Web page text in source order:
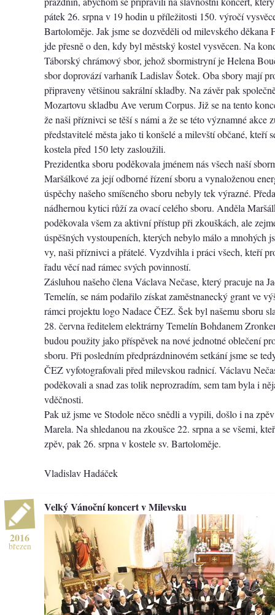
pátek 26. srpna v 19 hodin u příležitosti 150. výročí
Bartoloměje. Jak jsme se dozvěděli od milevského děkana
jde přesně o den, kdy byl městský kostel vysvěcen. Na
Táborský chrámový sbor, jehož sbormistryní je Helena
sbor doprovází varhaník Ladislav Šotek. Oba sbory mají
připraveny většinou sakrální skladby. Na závěr pak
Mozartovu skladbu Ave verum Corpus. Již se na tento
že naši příznivci se těší s námi a že se této významné akce
představitelé města jako ti konšelé a milevští občané, kteří
kostela před 150 lety zasloužili.
Prezidentka sboru poděkovala jménem nás všech naší
Maršálkové za její odborné řízení sboru a vynaloženou
úspěchy našeho smíšeného sboru nebyly tek výrazné.
nádhernou kytici růží za ovací celého sboru. Anděla
poděkovala všem za aktivní přístup při zkouškách, ale
úspěšných vystoupeních, kterých nebylo málo a mnohých
vy, naši příznivci a přátelé. Vyzdvihla i práci všech, kteří
řadu věcí nad rámec svých povinností.
Zásluhou našeho člena Václava Nečase, který pracuje na
Temelín, se nám podařilo získat zaměstnanecký grant ve
rámci projektu logo Nadace ČEZ. Šek byl našemu sboru
28. června ředitelem elektrárny Temelín Bohdanem
budou použity jako příspěvek na nové jednotné oblečení
sboru. Při posledním předprázdninovém setkání jsme se
ČEZ vyfotografovali před milevskou radnicí. Václavu
poděkovali a snad zas tolik neprozradím, sem tam byla i
vděčnosti.
Pak už jsme ve Stodole něco snědli a vypili, došlo i na
Marela. Na shledanou na zkoušce 22. srpna a se všemi,
zpěv, pak 26. srpna v kostele sv. Bartoloměje.
Vladislav Hadáček
2016
březen
Velký Vánoční koncert v Milevsku